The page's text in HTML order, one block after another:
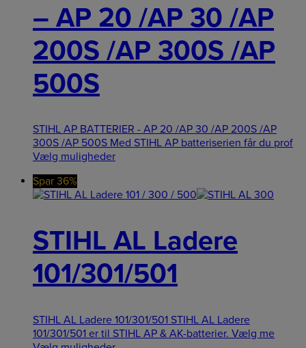
– AP 20 /AP 30 /AP
200S /AP 300S /AP
500S
STIHL AP BATTERIER - AP 20 /AP 30 /AP 200S /AP
300S /AP 500S Med STIHL AP batteriserien får du prof
Vælg muligheder
Spar 36%
STIHL AL Ladere
101/301/501
STIHL AL Ladere 101/301/501 STIHL AL Ladere
101/301/501 er til STIHL AP & AK-batterier. Vælg me